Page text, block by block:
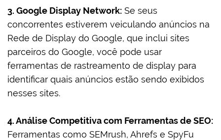
3. Google Display Network: Se seus
concorrentes estiverem veiculando anúncios na
Rede de Display do Google, que inclui sites
parceiros do Google, você pode usar
ferramentas de rastreamento de display para
identificar quais anúncios estão sendo exibidos
nesses sites.
4. Análise Competitiva com Ferramentas de SEO:
Ferramentas como SEMrush, Ahrefs e SpyFu